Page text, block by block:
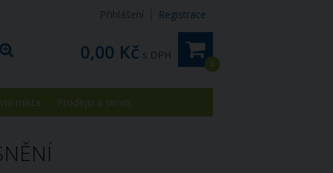
Přihlášení Registrace
0
0,00 Kč s DPH
místa Prodejci a servis